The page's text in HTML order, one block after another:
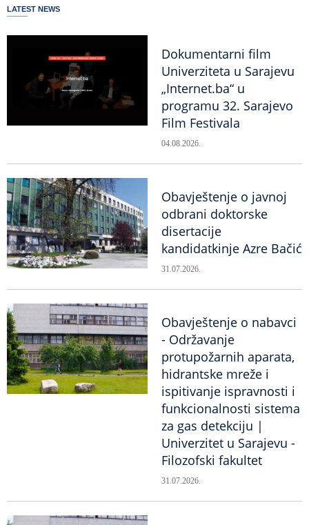
LATEST NEWS
Dokumentarni film
Univerziteta u Sarajevu
„Internet.ba“ u
programu 32. Sarajevo
Film Festivala
04.08.2026.
Obavještenje o javnoj
odbrani doktorske
disertacije
kandidatkinje Azre Bačić
31.07.2026.
Obavještenje o nabavci
- Održavanje
protupožarnih aparata,
hidrantske mreže i
ispitivanje ispravnosti i
funkcionalnosti sistema
za gas detekciju |
Univerzitet u Sarajevu -
Filozofski fakultet
31.07.2026.